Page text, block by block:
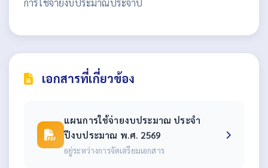
การใช้จ่ายงบประมาณประจำปี
เอกสารที่เกี่ยวข้อง
แผนการใช้จ่ายงบประมาณ ประจำ
ปีงบประมาณ พ.ศ. 2569
อยู่ระหว่างการจัดเตรียมเอกสาร